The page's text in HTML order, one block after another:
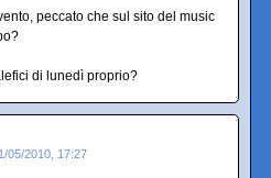
peccato che sul sito del music
di lunedì proprio?
05/2010, 17:27